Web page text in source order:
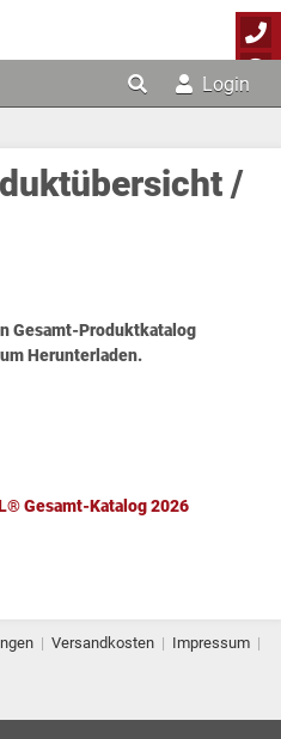
Login
/
Gesamt-Produktkatalog
Herunterladen.
Gesamt-Katalog 2026
| Versandkosten | Impressum |